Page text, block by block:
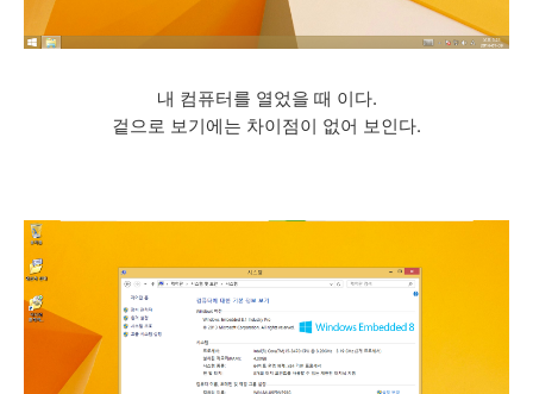
내 컴퓨터를 열었을 때 이다.
겉으로 보기에는 차이점이 없어 보인다.